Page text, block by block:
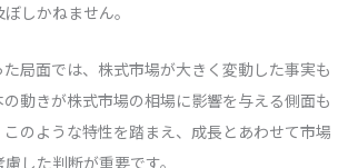
しかねません。
局面では、株式市場が大きく変動した事実も
動きが株式市場の相場に影響を与える側面も
のような特性を踏まえ、成長とあわせて市場
した判断が重要です。